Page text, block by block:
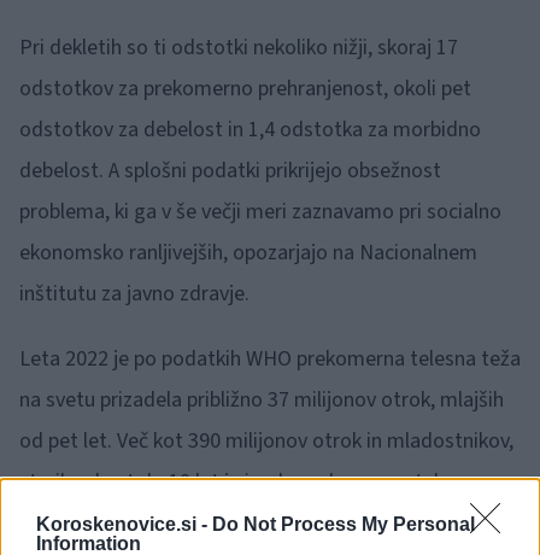
Koroskenovice.si - Do Not Process My Personal
Information
Pri dekletih so ti odstotki nekoliko nižji, skoraj 17
odstotkov za prekomerno prehranjenost, okoli pet
odstotkov za debelost in 1,4 odstotka za morbidno
debelost. A splošni podatki prikrijejo obsežnost
problema, ki ga v še večji meri zaznavamo pri socialno
ekonomsko ranljivejših, opozarjajo na Nacionalnem
inštitutu za javno zdravje.
Leta 2022 je po podatkih WHO prekomerna telesna teža
na svetu prizadela približno 37 milijonov otrok, mlajših
od pet let. Več kot 390 milijonov otrok in mladostnikov,
starih od pet do 19 let je imelo prekomerno telesno
težo, od tega se jih je 160 milijonov spopadalo z